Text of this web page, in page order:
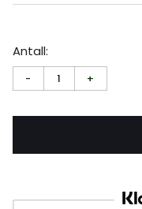
Antall:
- 1 +